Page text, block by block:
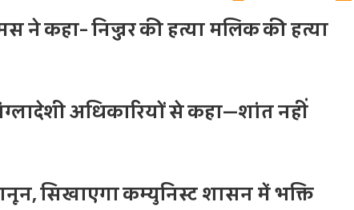
ने कहा- निज्जर की हत्या मलिक की हत्या
अधिकारियों से कहा—शांत नहीं
सिखाएगा कम्युनिस्ट शासन में भक्ति